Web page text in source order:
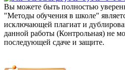
Вы можете быть полностью
"Методы обучения в школе"
исключающей плагиат и
данной работы (Контрольная) не
последующей сдаче и защите.